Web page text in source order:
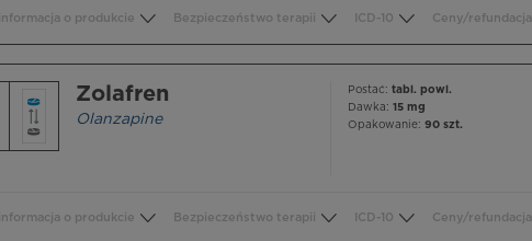
informacja o produkcie Bezpieczeństwo terapii ICD-10 Ceny/refundacja
Zolafren
Olanzapine
Postać: tabl. powl.
Dawka: 15 mg
Opakowanie: 90 szt.
informacja o produkcie Bezpieczeństwo terapii ICD-10 Ceny/refundacja